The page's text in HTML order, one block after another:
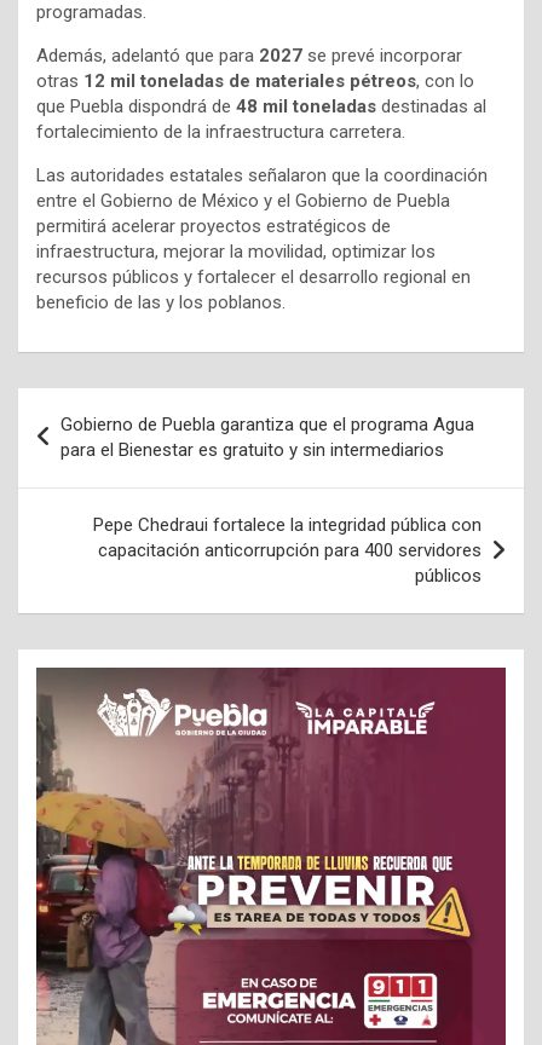
programadas.
Además, adelantó que para 2027 se prevé incorporar
otras 12 mil toneladas de materiales pétreos, con lo
que Puebla dispondrá de 48 mil toneladas destinadas al
fortalecimiento de la infraestructura carretera.
Las autoridades estatales señalaron que la coordinación
entre el Gobierno de México y el Gobierno de Puebla
permitirá acelerar proyectos estratégicos de
infraestructura, mejorar la movilidad, optimizar los
recursos públicos y fortalecer el desarrollo regional en
beneficio de las y los poblanos.
de
entradas
Gobierno de Puebla garantiza que el programa Agua
para el Bienestar es gratuito y sin intermediarios
Pepe Chedraui fortalece la integridad pública con
capacitación anticorrupción para 400 servidores
públicos